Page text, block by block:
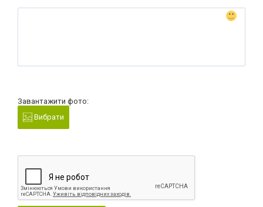
Завантажити фото:
Вибрати